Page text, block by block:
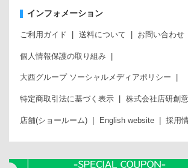
インフォメーション
ご利用ガイド 送料について お問い合わせ
個人情報保護の取り組み
大西グループ ソーシャルメディアポリシー
特定商取引法に基づく表示 株式会社店研創
店舗(ショールーム) English website 採用